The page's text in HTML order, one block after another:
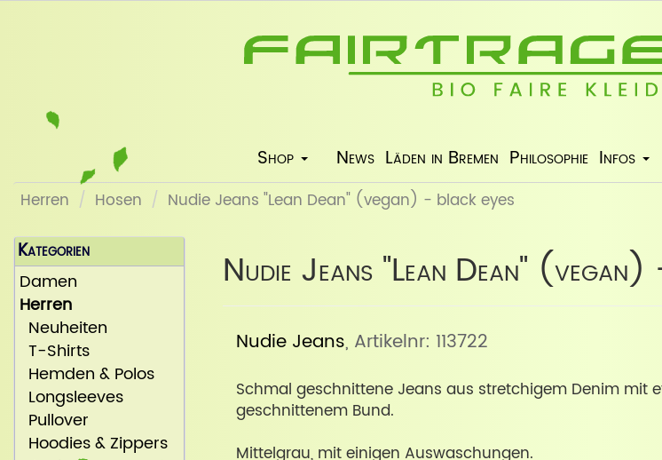
Shop News Läden in Bremen Philosophie Infos
Herren Hosen Nudie Jeans "Lean Dean" (vegan) - black eyes
Nudie Jeans "Lean Dean"
Nudie Jeans, Artikelnr: 113722
Schmal geschnittene Jeans aus stretchigem Denim mit
geschnittenem Bund.
Mittelgrau, mit einigen Auswaschungen.
Kategorien
Damen
Herren
Neuheiten
T-Shirts
Hemden & Polos
Longsleeves
Pullover
Hoodies & Zippers